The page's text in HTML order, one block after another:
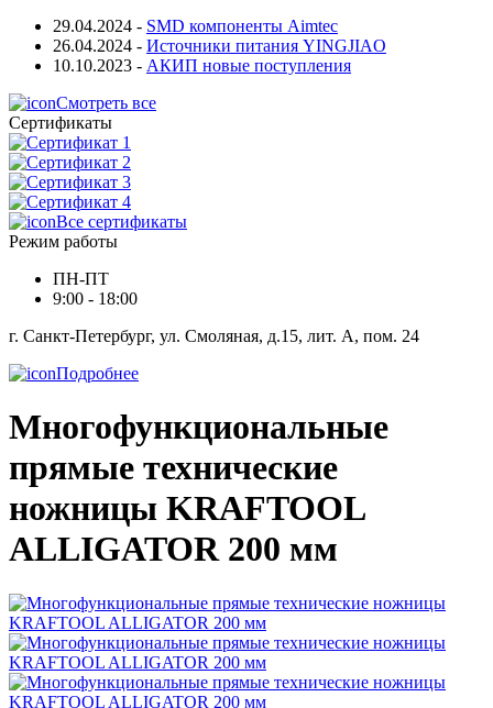
29.04.2024 - SMD компоненты Aimtec
26.04.2024 - Источники питания YINGJIAO
10.10.2023 - АКИП новые поступления
Смотреть все
Сертификаты
Все сертификаты
Режим работы
ПН-ПТ
9:00 - 18:00
г. Санкт-Петербург, ул. Смоляная, д.15, лит. А, пом. 24
Подробнее
Многофункциональные
прямые технические
ножницы KRAFTOOL
ALLIGATOR 200 мм